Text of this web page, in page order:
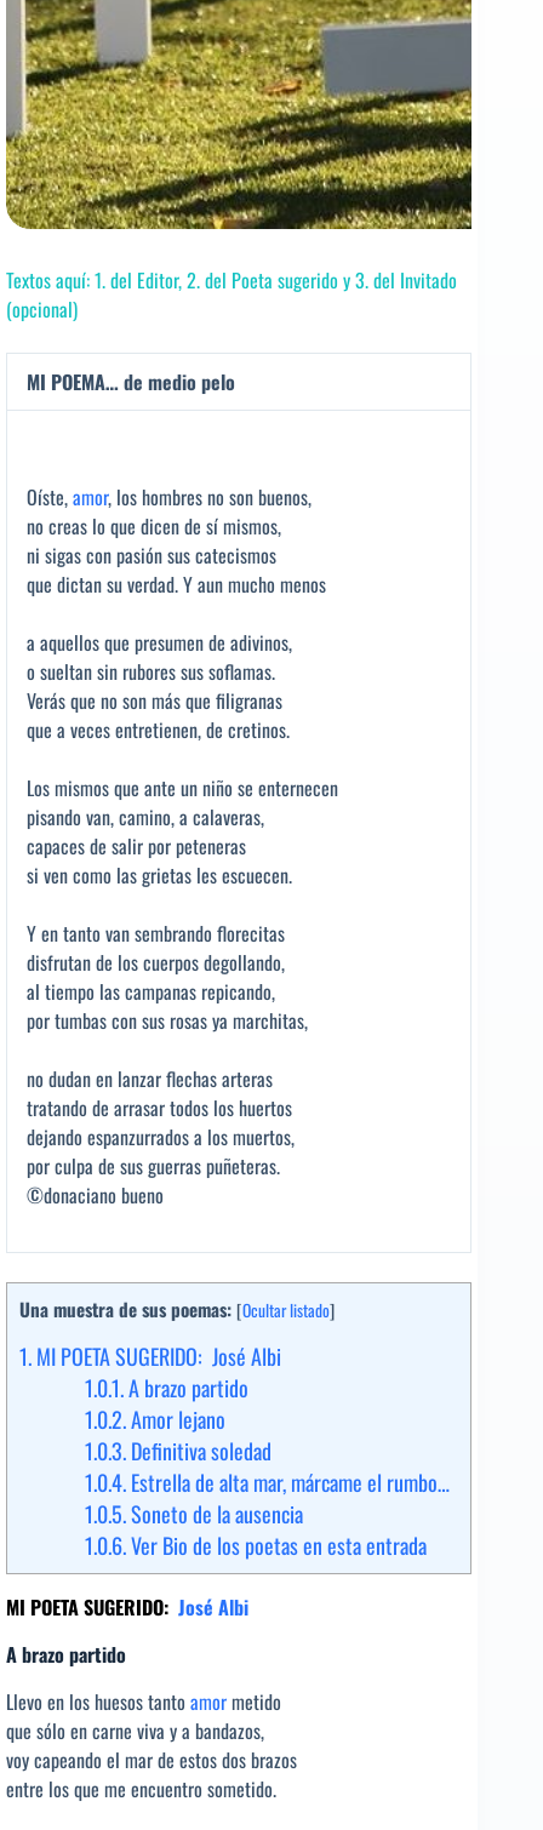
Textos aquí: 1. del Editor, 2. del Poeta sugerido y 3. del Invitado
(opcional)
MI POEMA… de medio pelo
Oíste,amor, los hombres no son buenos,
no creas lo que dicen de sí mismos,
ni sigas con pasión sus catecismos
que dictan su verdad. Y aun mucho menos
a aquellos que presumen de adivinos,
o sueltan sin rubores sus soflamas.
Verás que no son más que filigranas
que a veces entretienen, de cretinos.
Los mismos que ante un niño se enternecen
pisando van, camino, a calaveras,
capaces de salir por peteneras
si ven como las grietas les escuecen.
Y en tanto van sembrando florecitas
disfrutan de los cuerpos degollando,
al tiempo las campanas repicando,
por tumbas con sus rosas ya marchitas,
no dudan en lanzar flechas arteras
tratando de arrasar todos los huertos
dejando espanzurrados a los muertos,
por culpa de sus guerras puñeteras.
©donaciano bueno
Una muestra de sus poemas: [Ocultar listado]
1.MI POETA SUGERIDO: José Albi
1.0.1.A brazo partido
1.0.2.Amor lejano
1.0.3.Definitiva soledad
1.0.4.Estrella de alta mar, márcame el rumbo…
1.0.5.Soneto de la ausencia
1.0.6.Ver Bio de los poetas en esta entrada
MI POETA SUGERIDO: José Albi
A brazo partido
Llevo en los huesos tanto amormetido
que sólo en carne viva y a bandazos,
voy capeando el mar de estos dos brazos
entre los que me encuentro sometido.